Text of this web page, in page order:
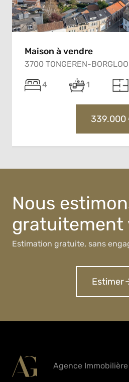
Maison à vendre
3700 TONGEREN-
4 1
339.000
Nous
gratuitement
Estimation gratuite, sans
Estimer
Agence